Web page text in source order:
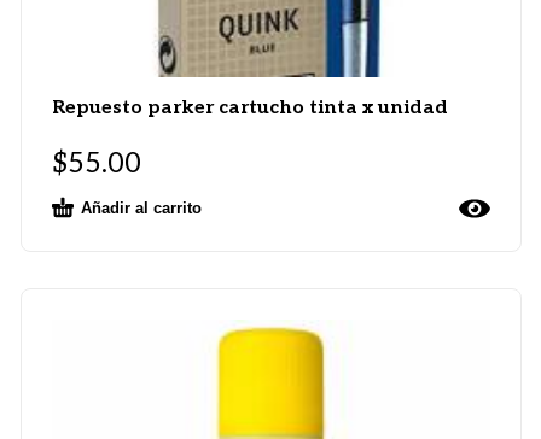
Repuesto parker cartucho tinta x unidad
$55.00
Añadir al carrito